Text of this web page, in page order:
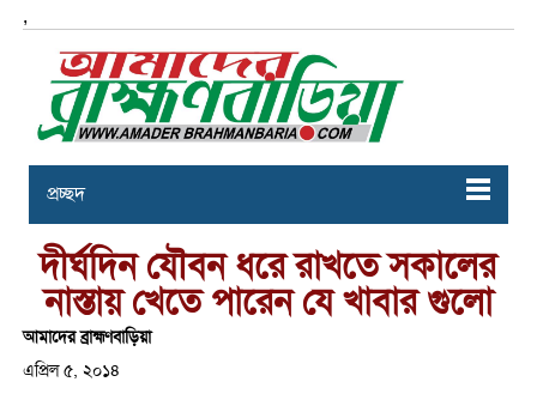
,
প্রচ্ছদ
দীর্ঘদিন যৌবন ধরে রাখতে সকালের
নাস্তায় খেতে পারেন যে খাবার গুলো
আমাদের ব্রাহ্মণবাড়িয়া
এপ্রিল ৫, ২০১৪